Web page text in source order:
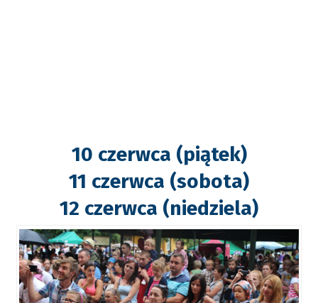
10 czerwca (piątek)
11 czerwca (sobota)
12 czerwca (niedziela)